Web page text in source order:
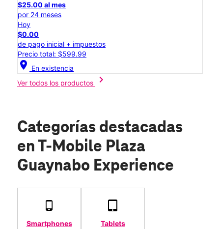
$25.00 al mes
por 24 meses
Hoy
$0.00
de pago inicial + impuestos
Precio total: $599.99
location_on En existencia
Ver todos los productos
chevron_right
Categorías destacadas
en T-Mobile Plaza
Guaynabo Experience
Smartphones Tablets